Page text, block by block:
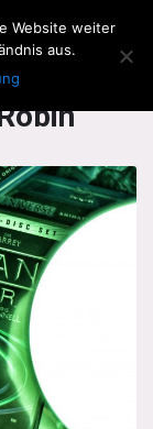
Website weiter
aus.